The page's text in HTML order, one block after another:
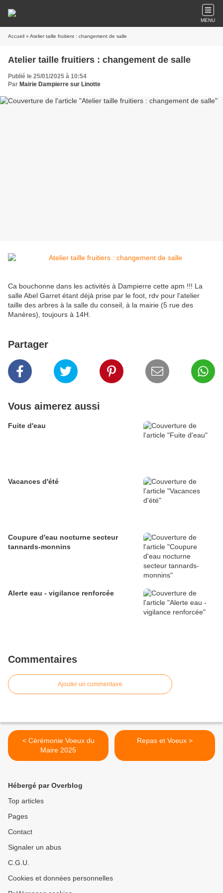
MENU
Accueil » Atelier taille fruitiers : changement de salle
Atelier taille fruitiers : changement de salle
Publié le 25/01/2025 à 10:54
Par Mairie Dampierre sur Linotte
Ca bouchonne dans les activités à Dampierre cette apm !!! La
salle Abel Garret étant déjà prise par le foot, rdv pour l'atelier
taille des arbres à la salle du conseil, à la mairie (5 rue des
Manères), toujours à 14H.
Partager
Vous aimerez aussi
Fuite d'eau
Vacances d'été
Coupure d'eau nocturne secteur
tannards-monnins
Alerte eau - vigilance renforcée
Commentaires
Ajouter un commentaire
< Cérémonie Voeux du
Maire 2025
Repas et Voeux >
Hébergé par Overblog
Top articles
Pages
Contact
Signaler un abus
C.G.U.
Cookies et données personnelles